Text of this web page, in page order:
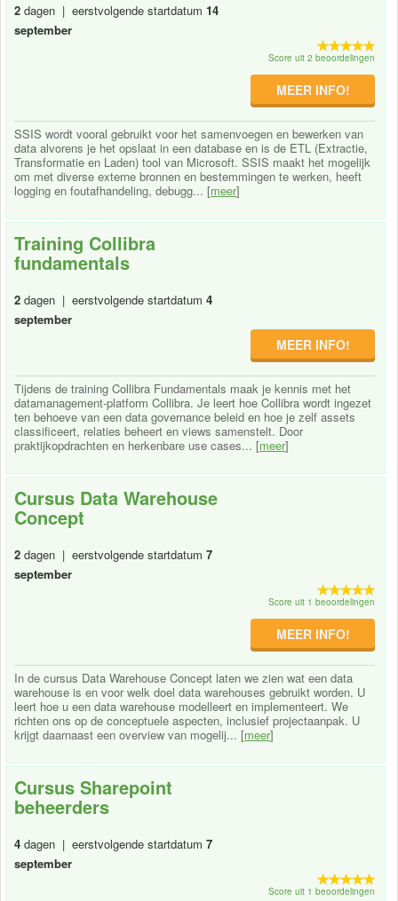
2 dagen | eerstvolgende startdatum 14
september
Score uit 2 beoordelingen
MEER INFO!
SSIS wordt vooral gebruikt voor het samenvoegen en bewerken van
data alvorens je het opslaat in een database en is de ETL (Extractie,
Transformatie en Laden) tool van Microsoft. SSIS maakt het mogelijk
om met diverse externe bronnen en bestemmingen te werken, heeft
logging en foutafhandeling, debugg... [meer]
Training Collibra
fundamentals
2 dagen | eerstvolgende startdatum 4
september
MEER INFO!
Tijdens de training Collibra Fundamentals maak je kennis met het
datamanagement-platform Collibra. Je leert hoe Collibra wordt ingezet
ten behoeve van een data governance beleid en hoe je zelf assets
classificeert, relaties beheert en views samenstelt. Door
praktijkopdrachten en herkenbare use cases... [meer]
Cursus Data Warehouse
Concept
2 dagen | eerstvolgende startdatum 7
september
Score uit 1 beoordelingen
MEER INFO!
In de cursus Data Warehouse Concept laten we zien wat een data
warehouse is en voor welk doel data warehouses gebruikt worden. U
leert hoe u een data warehouse modelleert en implementeert. We
richten ons op de conceptuele aspecten, inclusief projectaanpak. U
krijgt daarnaast een overview van mogelij... [meer]
Cursus Sharepoint
beheerders
4 dagen | eerstvolgende startdatum 7
september
Score uit 1 beoordelingen